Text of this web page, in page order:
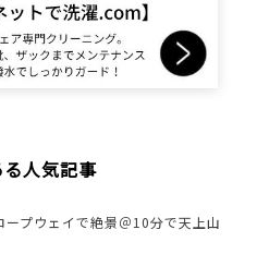
人気記事
ープウェイで絶景＠10分で天上山